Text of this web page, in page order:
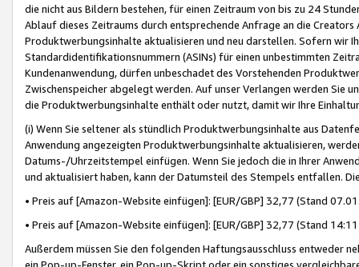
die nicht aus Bildern bestehen, für einen Zeitraum von bis zu 24
Ablauf dieses Zeitraums durch entsprechende Anfrage an die
Produktwerbungsinhalte aktualisieren und neu darstellen. Sofern wir
Standardidentifikationsnummern (ASINs) für einen unbestimmten
Kundenanwendung, dürfen unbeschadet des Vorstehenden
Zwischenspeicher abgelegt werden. Auf unser Verlangen werden Sie
die Produktwerbungsinhalte enthält oder nutzt, damit wir Ihre
(i) Wenn Sie seltener als stündlich Produktwerbungsinhalte aus
Anwendung angezeigten Produktwerbungsinhalte aktualisieren,
Datums-/Uhrzeitstempel einfügen. Wenn Sie jedoch die in Ihrer
und aktualisiert haben, kann der Datumsteil des Stempels entfallen.
• Preis auf [Amazon-Website einfügen]: [EUR/GBP] 32,77 (Stand
• Preis auf [Amazon-Website einfügen]: [EUR/GBP] 32,77 (Stand
Außerdem müssen Sie den folgenden Haftungsausschluss entweder
ein Pop-up-Fenster, ein Pop-up-Skript oder ein sonstiges